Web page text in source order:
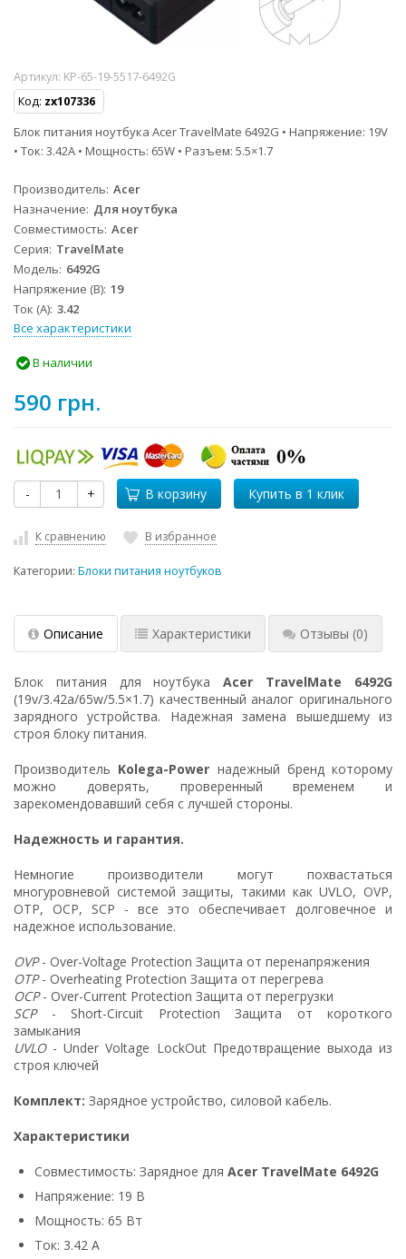
Артикул: KP-65-19-5517-6492G
Код: zx107336
Блок питания ноутбука Acer TravelMate 6492G • Напряжение: 19V
• Ток: 3.42A • Мощность: 65W • Разъем: 5.5×1.7
Производитель Acer
Назначение Для ноутбука
Совместимость Acer
Серия TravelMate
Модель 6492G
Напряжение (В) 19
Ток (А) 3.42
Все характеристики
В наличии
590 грн.
- + В корзину
К сравнению В избранное
Категории: Блоки питания ноутбуков
Описание Характеристики Отзывы (0)
Блок питания для ноутбукаAcer TravelMate 6492G
(19v/3.42a/65w/5.5×1.7) качественный аналог оригинального
зарядного устройства. Надежная замена вышедшему из
строя блоку питания.
Производитель Kolega-Power надежный бренд которому
можно доверять, проверенный временем и
зарекомендовавший себя с лучшей стороны.
Надежность и гарантия.
Немногие производители могут похвастаться
многуровневой системой защиты, такими как UVLO, OVP,
OTP, OCP, SCP - все это обеспечивает долговечное и
надежное использование.
OVP- Over-Voltage Protection Защита от перенапряжения
OTP- Overheating Protection Защита от перегрева
OCP- Over-Current Protection Защита от перегрузки
SCP- Short-Circuit Protection Защита от короткого
замыкания
UVLO- Under Voltage LockOut Предотвращение выхода из
строя ключей
Комплект: Зарядное устройство, силовой кабель.
Характеристики
Совместимость: Зарядное для Acer TravelMate 6492G
Напряжение: 19 В
Мощность: 65 Вт
Ток: 3.42 А